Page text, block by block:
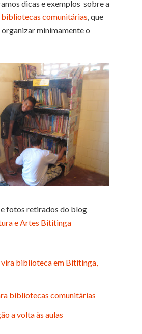
dicas e exemplos sobre a
bibliotecas comunitárias, que
minimamente o
fotos retirados do blog
e Artes Bititinga
vira biblioteca em Bititinga,
bibliotecas comunitárias
a volta às aulas